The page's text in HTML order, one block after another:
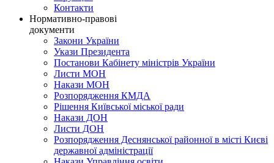
Контакти
Нормативно-правові
документи
Закони України
Укази Президента
Постанови Кабінету міністрів України
Листи МОН
Накази МОН
Розпорядження КМДА
Рішення Київської міської ради
Накази ДОН
Листи ДОН
Розпорядження Деснянської районної в місті Києві
державної адміністрації